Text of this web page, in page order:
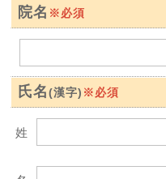
院名 ※必須
氏名(漢字) ※必須
姓